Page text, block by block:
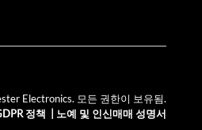
Electronics. 모든 권한이 보유됨.
정책 노예 및 인신매매 성명서